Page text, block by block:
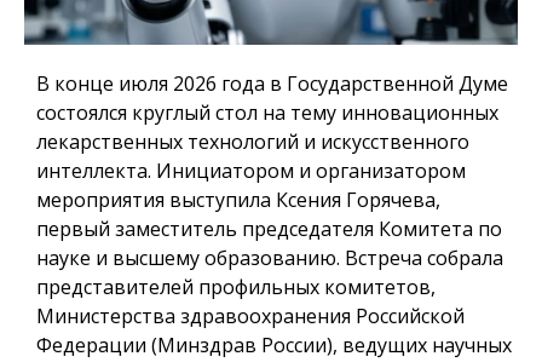
В конце июля 2026 года в Государственной Думе
состоялся круглый стол на тему инновационных
лекарственных технологий и искусственного
интеллекта. Инициатором и организатором
мероприятия выступила Ксения Горячева,
первый заместитель председателя Комитета по
науке и высшему образованию. Встреча собрала
представителей профильных комитетов,
Министерства здравоохранения Российской
Федерации (Минздрав России), ведущих научных